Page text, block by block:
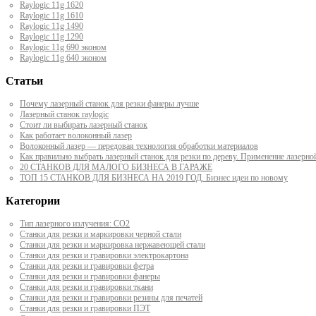
Raylogic 11g 1620
Raylogic 11g 1610
Raylogic 11g 1490
Raylogic 11g 1290
Raylogic 11g 690 эконом
Raylogic 11g 640 эконом
Статьи
Почему лазерный станок для резки фанеры лучше
Лазерный станок raylogic
Стоит ли выбирать лазерный станок
Как работает волоконный лазер
Волоконный лазер — передовая технология обработки материалов
Как правильно выбрать лазерный станок для резки по дереву. Применение
20 СТАНКОВ ДЛЯ МАЛОГО БИЗНЕСА В ГАРАЖЕ
ТОП 15 СТАНКОВ ДЛЯ БИЗНЕСА НА 2019 ГОД. Бизнес идеи по новому
Категории
Тип лазерного излучения: СО2
Станки для резки и маркировки черной стали
Станки для резки и маркировка нержавеющей стали
Станки для резки и гравировки электрокартона
Станки для резки и гравировки фетра
Станки для резки и гравировки фанеры
Станки для резки и гравировки ткани
Станки для резки и гравировки резины для печатей
Станки для резки и гравировки ПЭТ